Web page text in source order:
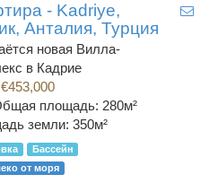
- Kadriye,
Анталия, Турция
новая Вилла-
в Кадрие
площадь: 280м²
земли: 350м²
Бассейн
от моря